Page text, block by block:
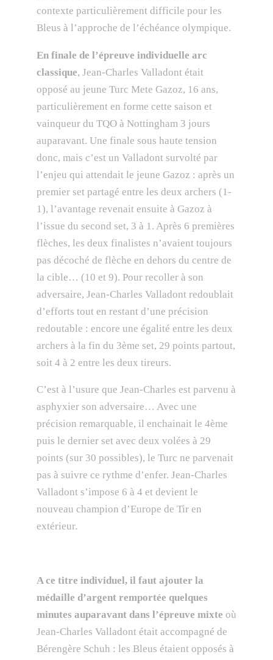
contexte particulièrement difficile pour les
Bleus à l’approche de l’échéance olympique.
En finale de l’épreuve individuelle arc
classique, Jean-Charles Valladont était
opposé au jeune Turc Mete Gazoz, 16 ans,
particulièrement en forme cette saison et
vainqueur du TQO à Nottingham 3 jours
auparavant. Une finale sous haute tension
donc, mais c’est un Valladont survolté par
l’enjeu qui attendait le jeune Gazoz : après un
premier set partagé entre les deux archers (1-
1), l’avantage revenait ensuite à Gazoz à
l’issue du second set, 3 à 1. Après 6 premières
flèches, les deux finalistes n’avaient toujours
pas décoché de flèche en dehors du centre de
la cible… (10 et 9). Pour recoller à son
adversaire, Jean-Charles Valladont redoublait
d’efforts tout en restant d’une précision
redoutable : encore une égalité entre les deux
archers à la fin du 3ème set, 29 points partout,
soit 4 à 2 entre les deux tireurs.
C’est à l’usure que Jean-Charles est parvenu à
asphyxier son adversaire… Avec une
précision remarquable, il enchainait le 4ème
puis le dernier set avec deux volées à 29
points (sur 30 possibles), le Turc ne parvenait
pas à suivre ce rythme d’enfer. Jean-Charles
Valladont s’impose 6 à 4 et devient le
nouveau champion d’Europe de Tir en
extérieur.
A ce titre individuel, il faut ajouter la
médaille d’argent remportée quelques
minutes auparavant dans l’épreuve mixte où
Jean-Charles Valladont était accompagné de
Bérengère Schuh : les Bleus étaient opposés à